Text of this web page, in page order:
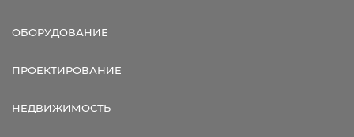
ОБОРУДОВАНИЕ
ПРОЕКТИРОВАНИЕ
НЕДВИЖИМОСТЬ